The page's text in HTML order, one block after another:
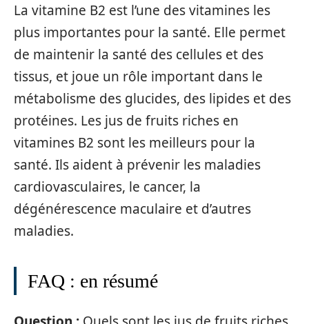
La vitamine B2 est l’une des vitamines les
plus importantes pour la santé. Elle permet
de maintenir la santé des cellules et des
tissus, et joue un rôle important dans le
métabolisme des glucides, des lipides et des
protéines. Les jus de fruits riches en
vitamines B2 sont les meilleurs pour la
santé. Ils aident à prévenir les maladies
cardiovasculaires, le cancer, la
dégénérescence maculaire et d’autres
maladies.
FAQ : en résumé